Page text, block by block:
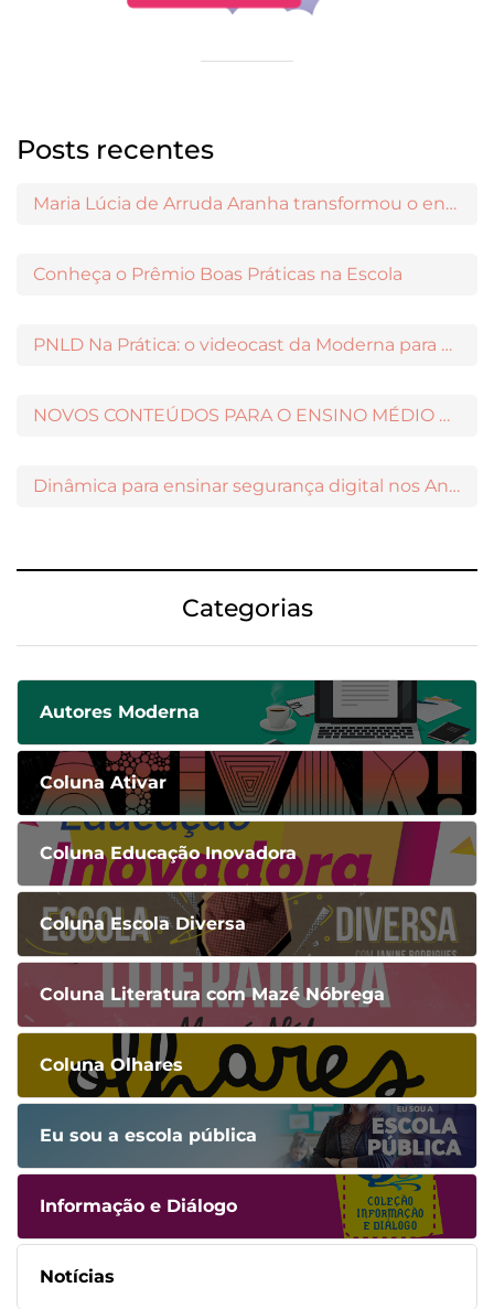
Posts recentes
Maria Lúcia de Arruda Aranha transformou o ensino de Filosofia no Brasil
Conheça o Prêmio Boas Práticas na Escola
PNLD Na Prática: o videocast da Moderna para apoiar a escolha das obras aprovadas
NOVOS CONTEÚDOS PARA O ENSINO MÉDIO DISPONÍVEIS NO MODERNAMIGOS
Dinâmica para ensinar segurança digital nos Anos Iniciais
Categorias
Autores Moderna
Coluna Ativar
Coluna Educação Inovadora
Coluna Escola Diversa
Coluna Literatura com Mazé Nóbrega
Coluna Olhares
Eu sou a escola pública
Informação e Diálogo
Notícias